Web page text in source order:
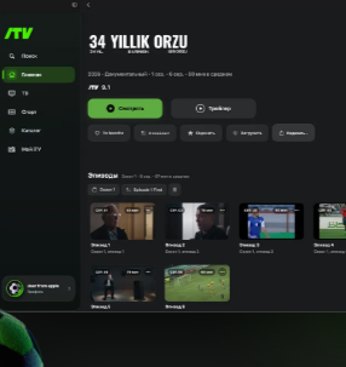
предопределение
Sifati: HD
guruhi